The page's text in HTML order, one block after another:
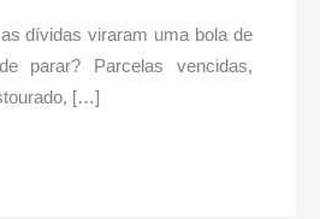
dívidas viraram uma bola de
parar? Parcelas vencidas,
[…]